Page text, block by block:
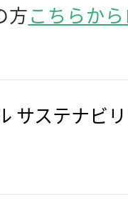
方こちらか
サステナビ